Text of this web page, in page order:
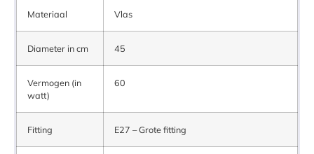
Materiaal Vlas
Diameter in cm 45
Vermogen (in
watt)
60
Fitting E27 – Grote fitting